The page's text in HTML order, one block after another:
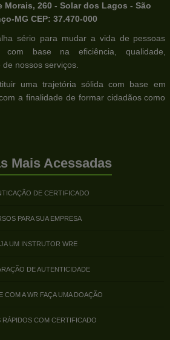
Morais, 260 - Solar dos Lagos - São
MG CEP: 37.470-000
sério para mudar a vida de pessoas
com base na eficiência, qualidade,
nossos serviços.
uma trajetória sólida com base em
a finalidade de formar cidadãos como
Mais Acessadas
DE CERTIFICADO
PARA SUA EMPRESA
UM INSTRUTOR WRE
DE AUTENTICIDADE
COM A WR FAÇA UMA DOAÇÃO
RÁPIDOS COM CERTIFICADO